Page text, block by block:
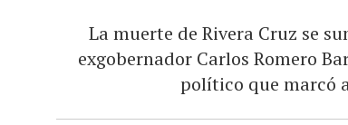
La muerte de Rivera Cruz se
exgobernador Carlos Romero
político que marcó